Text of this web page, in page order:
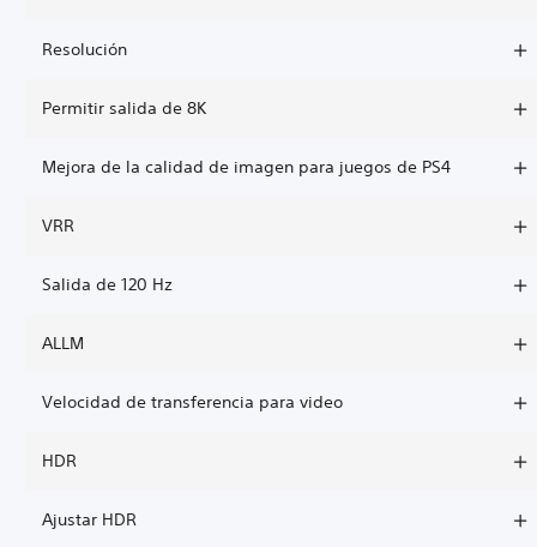
Resolución
Permitir salida de 8K
Mejora de la calidad de imagen para juegos de PS4
VRR
Salida de 120 Hz
ALLM
Velocidad de transferencia para video
HDR
Ajustar HDR